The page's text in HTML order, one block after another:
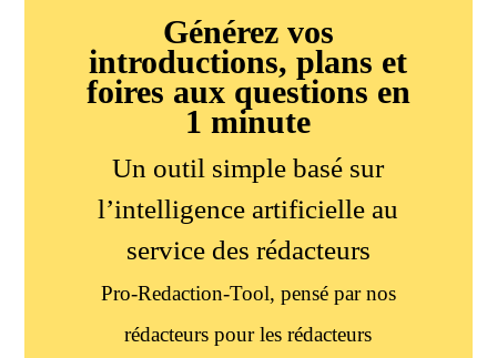
Générez vos
introductions, plans et
foires aux questions en
1 minute
Un outil simple basé sur
l’intelligence artificielle au
service des rédacteurs
Pro-Redaction-Tool, pensé par nos
rédacteurs pour les rédacteurs